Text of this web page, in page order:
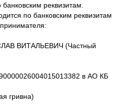
реквизитам.
по банковским реквизитам
ВИТАЛЬЕВИЧ (Частный
в АО КБ
гривна)